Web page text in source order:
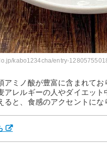
kabo1234cha/entry-
アミノ酸が豊富に含まれて
アレルギーの人やダイエッ
ると、食感のアクセントにな